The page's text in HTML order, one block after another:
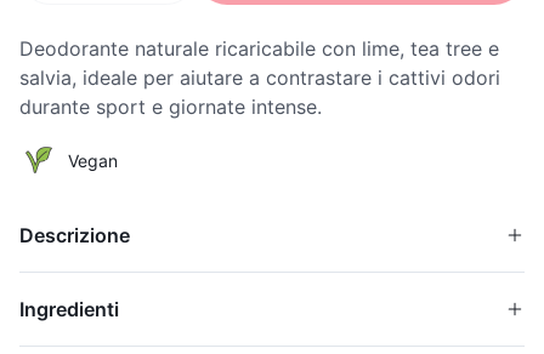
Deodorante naturale ricaricabile con lime, tea tree e
salvia, ideale per aiutare a contrastare i cattivi odori
durante sport e giornate intense.
Vegan
Descrizione
Ingredienti